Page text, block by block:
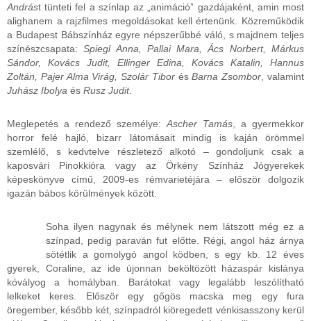
Andrást tünteti fel a színlap az „animáció” gazdájaként, amin most
alighanem a rajzfilmes megoldásokat kell értenünk. Közreműködik
a Budapest Bábszínház egyre népszerűbbé váló, s majdnem teljes
színészcsapata:Spiegl Anna, Pallai Mara, Ács Norbert, Márkus
Sándor, Kovács Judit, Ellinger Edina, Kovács Katalin, Hannus
Zoltán, Pajer Alma Virág, Szolár TiborésBarna Zsombor , valamint
Juhász Ibolya és Rusz Judit.
Meglepetés a rendező személye: Ascher Tamás , a gyermekkor
horror felé hajló, bizarr látomásait mindig is kaján örömmel
szemlélő, s kedvtelve részletező alkotó – gondoljunk csak a
kaposvári Pinokkióra vagy az Örkény Színház Jógyerekek
képeskönyve című, 2009-es rémvarietéjára – először dolgozik
igazán bábos körülmények között.
Soha ilyen nagynak és mélynek nem látszott még ez a
színpad, pedig paraván fut előtte. Régi, angol ház árnya
sötétlik a gomolygó angol ködben, s egy kb. 12 éves
gyerek, Coraline, az ide újonnan beköltözött házaspár kislánya
kóvályog a homályban. Barátokat vagy legalább leszólítható
lelkeket keres. Először egy gőgös macska meg egy fura
öregember, később két, színpadról kiöregedett vénkisasszony kerül